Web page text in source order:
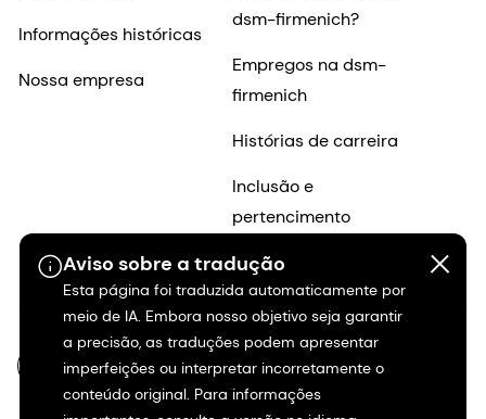
Aviso sobre a tradução
Esta página foi traduzida automaticamente por
meio de IA. Embora nosso objetivo seja garantir
a precisão, as traduções podem apresentar
imperfeições ou interpretar incorretamente o
conteúdo original. Para informações
Informações históricas
Nossa empresa
dsm-firmenich?
Empregos na dsm-
firmenich
Histórias de carreira
Inclusão e
pertencimento
Início da carreira
PT-BR